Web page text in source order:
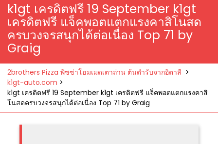
k1gt เครดิตฟรี 19 September k1gt
เครดิตฟรี แจ็คพอตแตกแรงคาสิโนสด
ครบวงจรสนุกได้ต่อเนื่อง Top 71 by
Graig
2brothers Pizza พิซซ่าโฮมเมดเตาถ่าน ต้นตำรับจากอิตาลี >
k1gt-auto.com >
k1gt เครดิตฟรี 19 September k1gt เครดิตฟรี แจ็คพอตแตกแรงคาสิ
โนสดครบวงจรสนุกได้ต่อเนื่อง Top 71 by Graig